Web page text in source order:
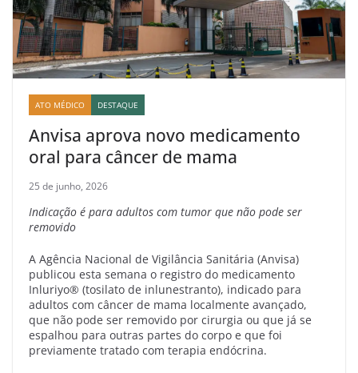
ATO MÉDICO DESTAQUE
Anvisa aprova novo medicamento
oral para câncer de mama
25 de junho, 2026
Indicação é para adultos com tumor que não pode ser
removido
A Agência Nacional de Vigilância Sanitária (Anvisa)
publicou esta semana o registro do medicamento
Inluriyo® (tosilato de inlunestranto), indicado para
adultos com câncer de mama localmente avançado,
que não pode ser removido por cirurgia ou que já se
espalhou para outras partes do corpo e que foi
previamente tratado com terapia endócrina.